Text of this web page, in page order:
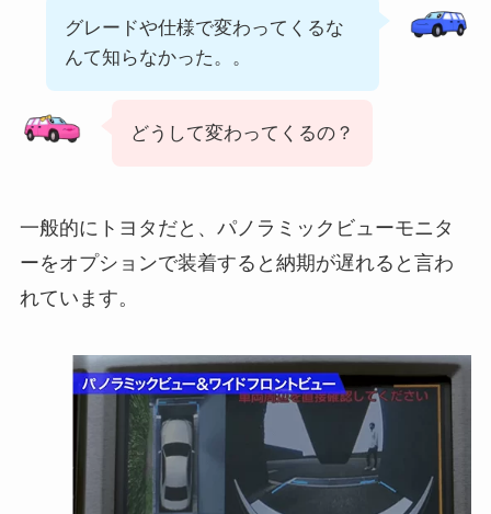
グレードや仕様で変わってくるな
んて知らなかった。。
どうして変わってくるの？
一般的にトヨタだと、パノラミックビューモニタ
ーをオプションで装着すると納期が遅れると言わ
れています。